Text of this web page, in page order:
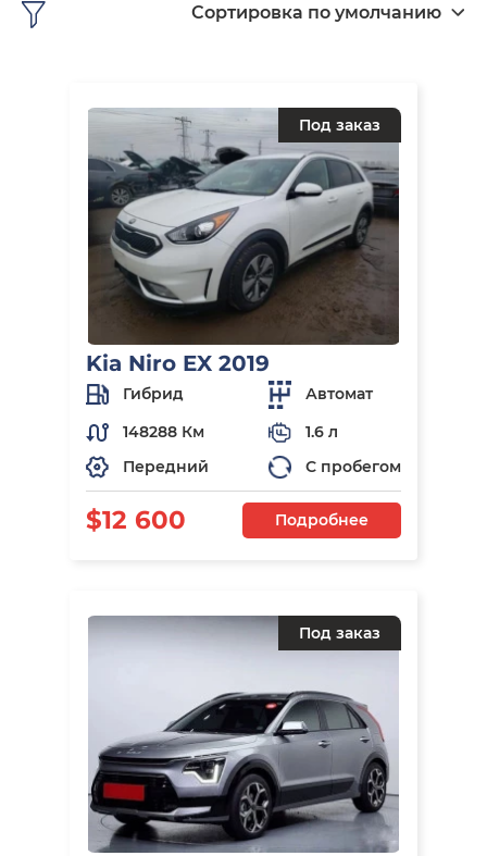
Сортировка по умолчанию
Под заказ
Kia Niro EX 2019
Гибрид
Автомат
148288 Км
1.6 л
Передний
С пробегом
$12 600 Подробнее
Под заказ